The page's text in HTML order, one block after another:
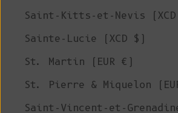
Saint-Kitts-et-Nevis (XCD
Sainte-Lucie (XCD $)
St. Martin (EUR €)
St. Pierre & Miquelon
Saint-Vincent-et-